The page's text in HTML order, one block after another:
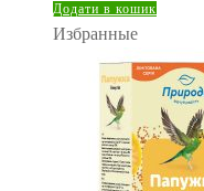
Додати в кошик
Избранные